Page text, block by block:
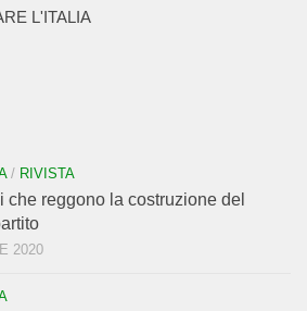
L'ITALIA
/ RIVISTA
che reggono la costruzione del
2020